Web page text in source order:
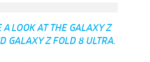
A LOOK AT THE GALAXY Z
GALAXY Z FOLD 8 ULTRA.